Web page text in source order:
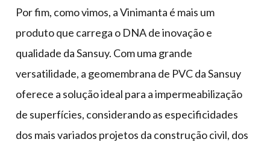
Por fim, como vimos, a Vinimanta é mais um
produto que carrega o DNA de inovação e
qualidade da Sansuy. Com uma grande
versatilidade, a geomembrana de PVC da Sansuy
oferece a solução ideal para a impermeabilização
de superfícies, considerando as especificidades
dos mais variados projetos da construção civil, dos